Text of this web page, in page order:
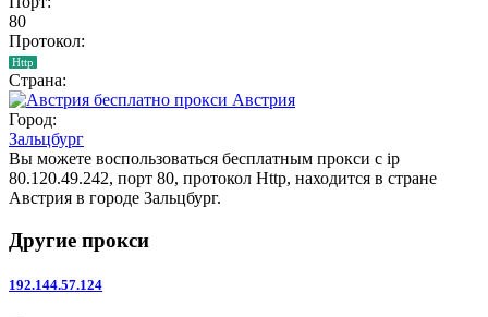
80
Протокол:
Http
Страна:
Австрия
Город:
Зальцбург
Вы можете воспользоваться бесплатным прокси с ip
80.120.49.242, порт 80, протокол Http, находится в стране
Австрия в городе Зальцбург.
Другие прокси
192.144.57.124